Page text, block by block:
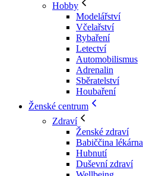
Hobby
Modelářství
Včelařství
Rybaření
Letectví
Automobilismus
Adrenalin
Sběratelství
Houbaření
Ženské centrum
Zdraví
Ženské zdraví
Babiččina lékárna
Hubnutí
Duševní zdraví